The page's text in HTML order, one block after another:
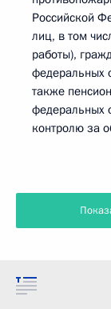
Российской
лиц, в том
работы),
федеральных
также
федеральных
контролю за